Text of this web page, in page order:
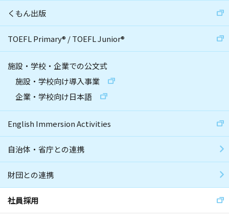
くもん出版
TOEFL Primary® /TOEFL Junior®
施設・学校・企業での公文式
施設・学校向け導入事業
企業・学校向け日本語
English Immersion Activities
自治体・省庁との連携
財団との連携
社員採用